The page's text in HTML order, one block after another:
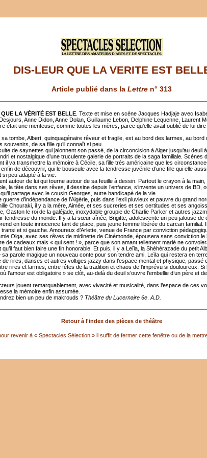
DIS-LEUR QUE LA VERITE EST
Article publié dans la Lettre n° 313
LA VÉRITÉ EST BELLE . Texte et mise en scène Jacques Hadjaje avec
Anne Didon, Anne Dolan, Guillaume Lebon, Delphine Lequenne, Laurent
était une menteuse, comme toutes les mères, parce qu’elle avait oublié de lui dire
sa tombe, Albert, quinquagénaire rêveur et fragile, est au bord des larmes, au bord
souvenirs, de sa fille qu’il connaît si peu.
de saynettes qui jalonnent son passé, de la circoncision à Alger jusqu’au deuil
et nostalgique d’une truculente galerie de portraits de la saga familiale. Scènes
il va transmettre la mémoire à Cécile, sa fille très américaine que les
de découvrir, qui le bouscule avec la tendresse juvénile d’une fille qui elle
si peu adapté à la vie.
autour de lui qui tourne autour de sa feuille à dessin. Partout le crayon à la main,
la tête dans ses rêves, il dessine depuis l’enfance, s’invente un univers de BD,
partage avec le cousin Georges, autre handicapé de la vie.
guerre d’indépendance de l’Algérie, puis dans l’exil pluvieux et pauvre du grand
Chouraki, il y a la mère, Aimée, et ses sucreries et ses certitudes et ses
Gaston le roi de la galéjade, inoxydable groupie de Charlie Parker et autres
tendresse du monde. Il y a la sœur aînée, Brigitte, adolescente un peu jalouse de
en toute innocence tant de place, puis jeune femme libérée du carcan familial.
transi et si gauche. Amoureux d’Arlette, venue de France par conviction
Olga, avec ses rêves de midinette de Cinémonde, épousera sans conviction le
de cadeaux mais « qui sent ! », parce que son amant tellement marié ne
faut bien faire une fin honorable. Et puis, il y a Leïla, la Shéhérazade du petit
sa parole magique un nouveau conte pour son tendre ami, Leïla qui restera en
de rires, danses et autres voltiges jazzy dans l’espace mental et physique, passé
rires et larmes, entre fêtes de la tradition et chaos de l’imprévu si douloureux. Si
l’amour est obligatoire » se clôt, au-delà du deuil s’ouvre l’embellie d’un père et
jouent remarquablement, avec vivacité et musicalité, dans l’espace de ces
la mémoire enfin assumée.
bien un peu de makrouds ? Théâtre du Lucernaire 6e A.D.
Retour à l'index des pièces de théâtre
revenir à « Spectacles Sélection » il suffit de fermer cette fenêtre ou de la